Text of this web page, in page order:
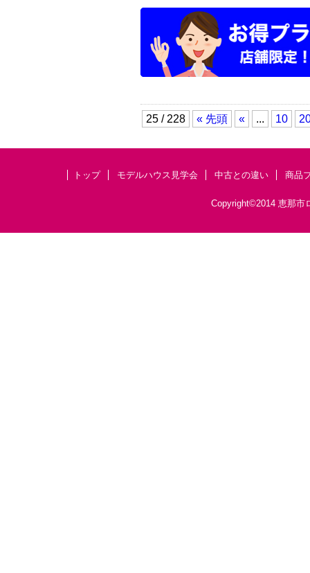
25 / 228 « 先頭 « ... 10
トップ モデルハウス見学会 中古との違い 商品
Copyright©2014 恵那市